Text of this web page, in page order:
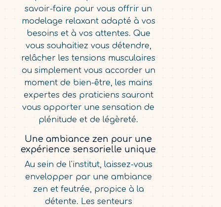
savoir-faire pour vous offrir un
modelage relaxant adapté à vos
besoins et à vos attentes. Que
vous souhaitiez vous détendre,
relâcher les tensions musculaires
ou simplement vous accorder un
moment de bien-être, les mains
expertes des praticiens sauront
vous apporter une sensation de
plénitude et de légèreté.
Une ambiance zen pour une
expérience sensorielle unique
Au sein de l'institut, laissez-vous
envelopper par une ambiance
zen et feutrée, propice à la
détente. Les senteurs